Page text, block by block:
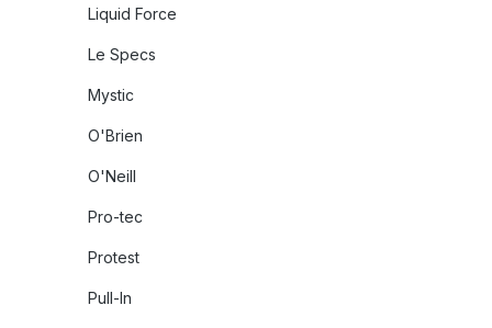
Liquid Force
Le Specs
Mystic
O'Brien
O'Neill
Pro-tec
Protest
Pull-In